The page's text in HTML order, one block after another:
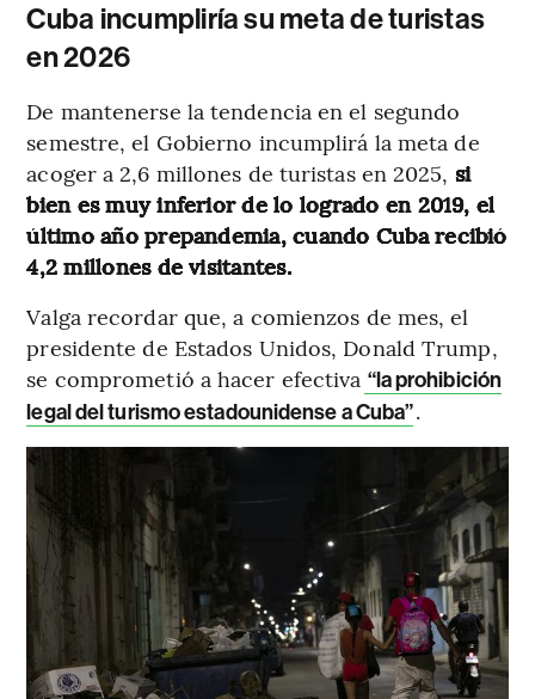
Cuba incumpliría su meta de turistas
en 2026
De mantenerse la tendencia en el segundo
semestre, el Gobierno incumplirá la meta de
acoger a 2,6 millones de turistas en 2025, si
bien es muy inferior de lo logrado en 2019, el
último año prepandemia, cuando Cuba recibió
4,2 millones de visitantes.
Valga recordar que, a comienzos de mes, el
presidente de Estados Unidos, Donald Trump,
se comprometió a hacer efectiva “la prohibición
legal del turismo estadounidense a Cuba”.